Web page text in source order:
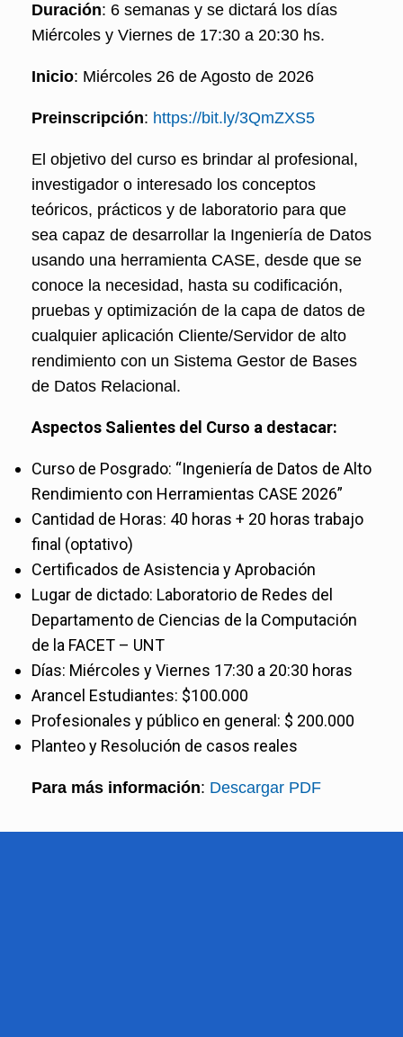
Duración: 6 semanas y se dictará los días
Miércoles y Viernes de 17:30 a 20:30 hs.
Inicio: Miércoles 26 de Agosto de 2026
Preinscripción: https://bit.ly/3QmZXS5
El objetivo del curso es brindar al profesional,
investigador o interesado los conceptos
teóricos, prácticos y de laboratorio para que
sea capaz de desarrollar la Ingeniería de Datos
usando una herramienta CASE, desde que se
conoce la necesidad, hasta su codificación,
pruebas y optimización de la capa de datos de
cualquier aplicación Cliente/Servidor de alto
rendimiento con un Sistema Gestor de Bases
de Datos Relacional.
Aspectos Salientes del Curso a destacar:
Curso de Posgrado: “Ingeniería de Datos de Alto
Rendimiento con Herramientas CASE 2026”
Cantidad de Horas: 40 horas + 20 horas trabajo
final (optativo)
Certificados de Asistencia y Aprobación
Lugar de dictado: Laboratorio de Redes del
Departamento de Ciencias de la Computación
de la FACET – UNT
Días: Miércoles y Viernes 17:30 a 20:30 horas
Arancel Estudiantes: $100.000
Profesionales y público en general: $ 200.000
Planteo y Resolución de casos reales
Para más información: Descargar PDF